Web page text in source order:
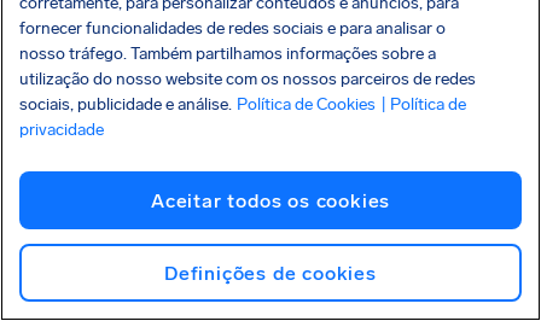
e frequência de viagens.
Ao aliar estrategicamente os gastos do dia a dia com o
acúmulo de pontos, o viajante pode economizar
significativamente em suas jornadas, tornando suas
experiências ainda mais enriquecedoras e acessíveis.
Conclusão
fornecer funcionalidades de redes sociais e para analisar o
nosso tráfego. Também partilhamos informações sobre a
utilização do nosso website com os nossos parceiros de redes
sociais, publicidade e análise. Política de Cookies
| Política de
privacidade
Aceitar todos os cookies
Definições de cookies